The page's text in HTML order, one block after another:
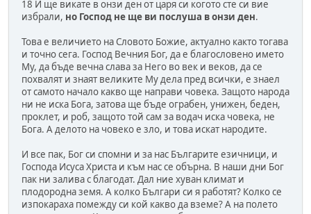
18 И ще викате в онзи ден от царя си когото сте си вие
избрали, но Господ не ще ви послуша в онзи ден.
Това е величието на Словото Божие, актуално както тогава
и точно сега. Господ Вечния Бог, да е благословено името
Му, да бъде вечна слава за Него во век и веков, да се
похвалят и знаят великите Му дела пред всички, е знаел
от самото начало какво ще направи човека. Защото народа
ни не иска Бога, затова ще бъде ограбен, унижен, беден,
проклет, и роб, защото той сам за водач иска човека, не
Бога. А делото на човеко е зло, и това искат народите.
И все пак, Бог си спомни и за нас Българите езичници, и
Господа Исуса Христа и към нас се обърна. В наши дни Бог
пак ни залива с благодат. Дал ние хуван климат и
плодородна земя. А колко Българи си я работят? Колко се
изпокараха помежду си кой какво да вземе? А на полето